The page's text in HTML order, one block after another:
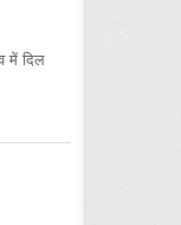
में दिल